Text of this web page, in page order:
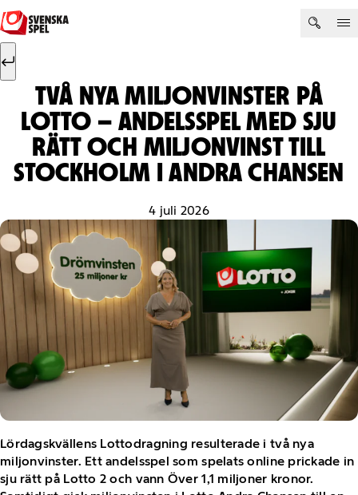
Hoppa till innehåll
Sök efter:
TVÅ NYA MILJONVINSTER PÅ
LOTTO – ANDELSSPEL MED SJU
RÄTT OCH MILJONVINST TILL
STOCKHOLM I ANDRA CHANSEN
4 juli 2026
Lördagskvällens Lottodragning resulterade i två nya
miljonvinster. Ett andelsspel som spelats online prickade in
sju rätt på Lotto 2 och vann Över 1,1 miljoner kronor.